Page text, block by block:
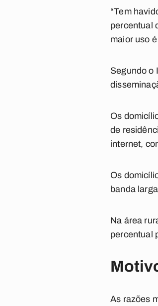
“Tem
percentual
maior uso
Segundo o
Os
de
internet,
Os
banda
Na área
percentual
As razões